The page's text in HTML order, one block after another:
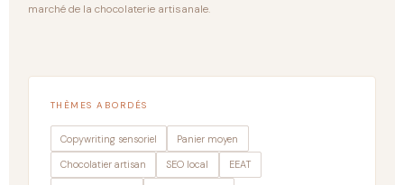
marché de la chocolaterie artisanale.
THÈMES ABORDÉS
Copywriting sensoriel Panier moyen
Chocolatier artisan SEO local EEAT